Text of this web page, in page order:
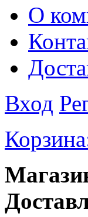
О
Вход